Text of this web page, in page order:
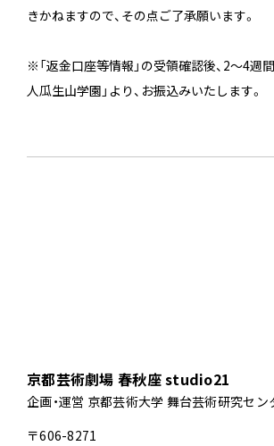
きかねますので、その点ご了承願います。
※「返金口座等情報」の受領確認後、2～4週
人瓜生山学園」より、お振込みいたします。
京都芸術劇場 春秋座 studio21
企画・運営 京都芸術大学 舞台芸術研究セン
〒606-8271